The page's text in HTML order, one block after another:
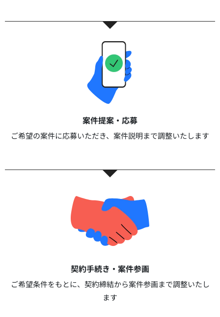
案件提案・応募​
ご希望の案件に応募いただき、案件説明まで調整いたします​​
契約手続き・案件参画​​
ご希望条件をもとに、契約締結から案件参画まで調整いたし
ます​​